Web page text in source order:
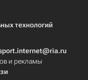
технологий
и рекламы